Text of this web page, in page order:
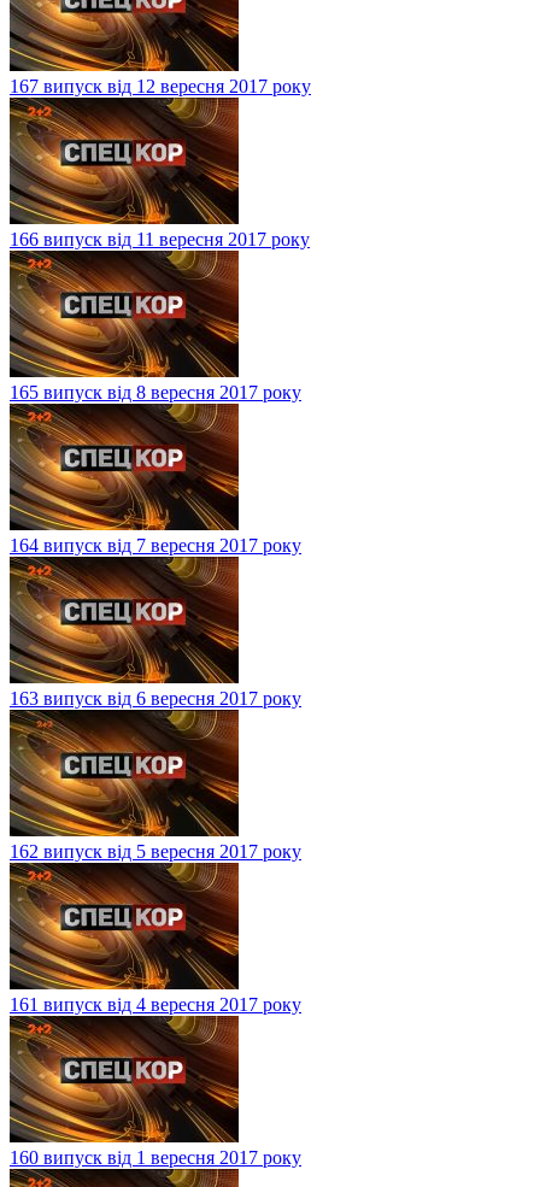
167 випуск від 12 вересня 2017 року
166 випуск від 11 вересня 2017 року
165 випуск від 8 вересня 2017 року
164 випуск від 7 вересня 2017 року
163 випуск від 6 вересня 2017 року
162 випуск від 5 вересня 2017 року
161 випуск від 4 вересня 2017 року
160 випуск від 1 вересня 2017 року